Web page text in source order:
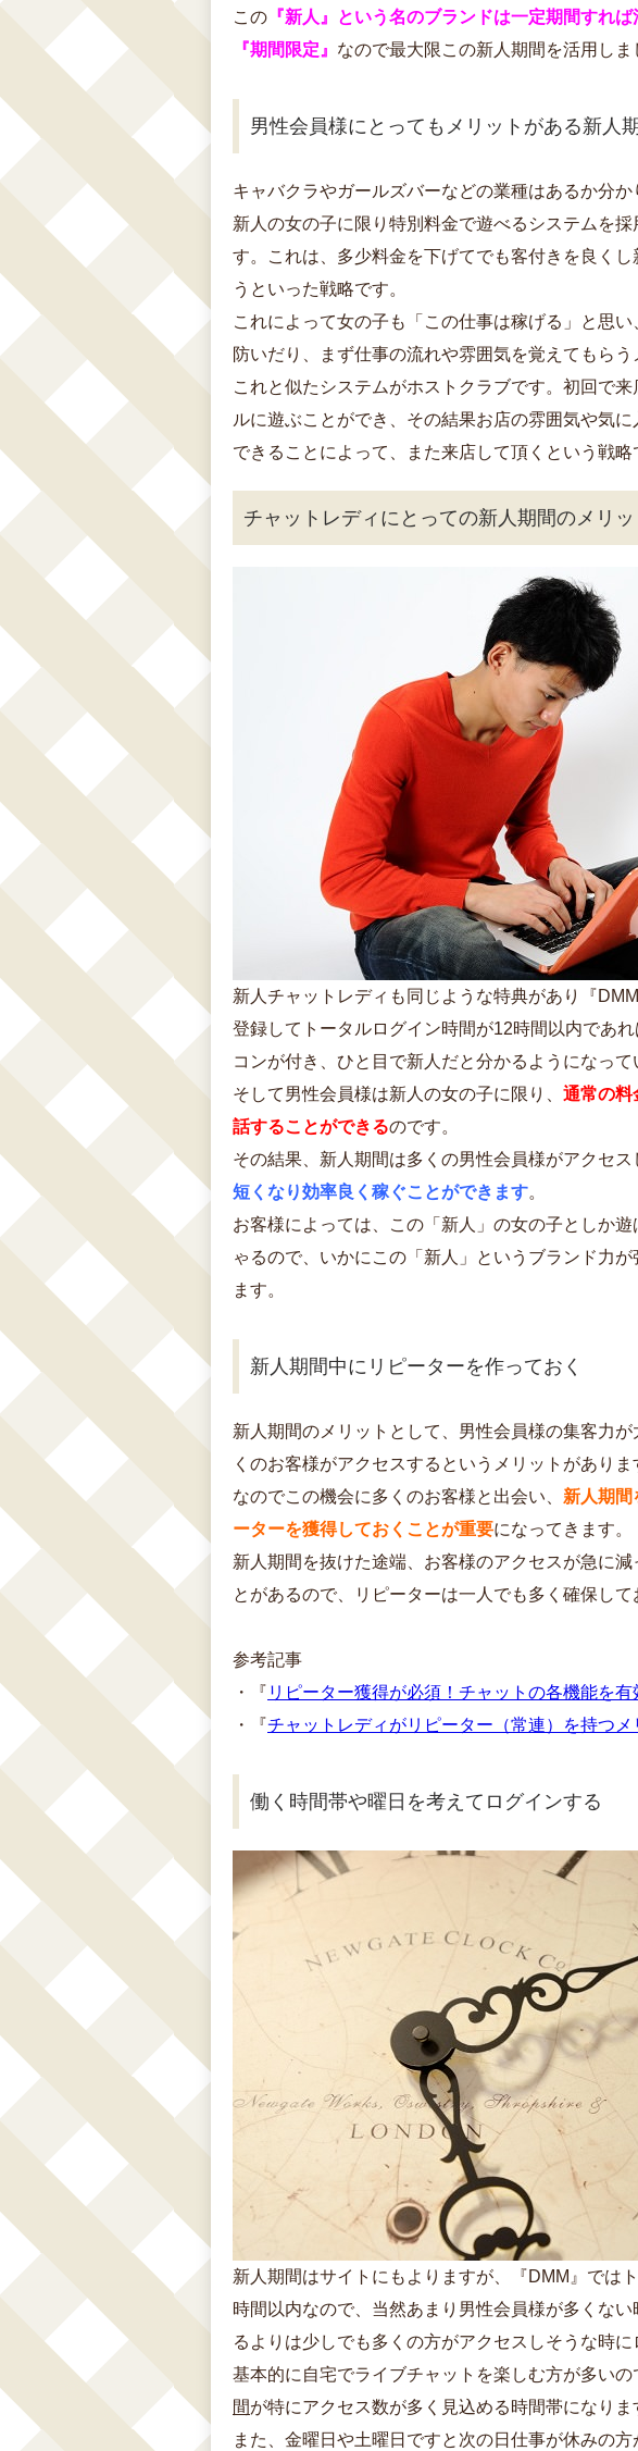
この 『新人』という名のブランドは一定期間すれ
『期間限定』 なので最大限この新人期間を活用しま
男性会員様にとってもメリットがある新人
キャバクラやガールズバーなどの業種はあるか分
新人の女の子に限り特別料金で遊べるシステムを
す。これは、多少料金を下げてでも客付きを良く
うといった戦略です。
これによって女の子も「この仕事は稼げる」と思
防いだり、まず仕事の流れや雰囲気を覚えてもらう
これと似たシステムがホストクラブです。初回で
ルに遊ぶことができ、その結果お店の雰囲気や気
できることによって、また来店して頂くという戦略
チャットレディにとっての新人期間のメリッ
新人チャットレディも同じような特典があり『
登録してトータルログイン時間が12時間以内であ
コンが付き、ひと目で新人だと分かるようになって
そして男性会員様は新人の女の子に限り、 通常の料
話することができるのです。
その結果、新人期間は多くの男性会員様がアクセス
短くなり効率良く稼ぐことができます。
お客様によっては、この「新人」の女の子としか
ゃるので、いかにこの「新人」というブランド力
ます。
新人期間中にリピーターを作っておく
新人期間のメリットとして、男性会員様の集客力
くのお客様がアクセスするというメリットがありま
なのでこの機会に多くのお客様と出会い、 新人期間
ーターを獲得しておくことが重要になってきます。
新人期間を抜けた途端、お客様のアクセスが急に減
とがあるので、リピーターは一人でも多く確保して
参考記事
・『 リピーター獲得が必須！チャットの各機能を有
・『チャットレディがリピーター（常連）を持つメ
働く時間帯や曜日を考えてログインする
新人期間はサイトにもよりますが、『DMM』では
時間以内なので、当然あまり男性会員様が多くな
るよりは少しでも多くの方がアクセスしそうな時に
基本的に自宅でライブチャットを楽しむ方が多いの
間が特にアクセス数が多く見込める時間帯になりま
また、金曜日や土曜日ですと次の日仕事が休みの